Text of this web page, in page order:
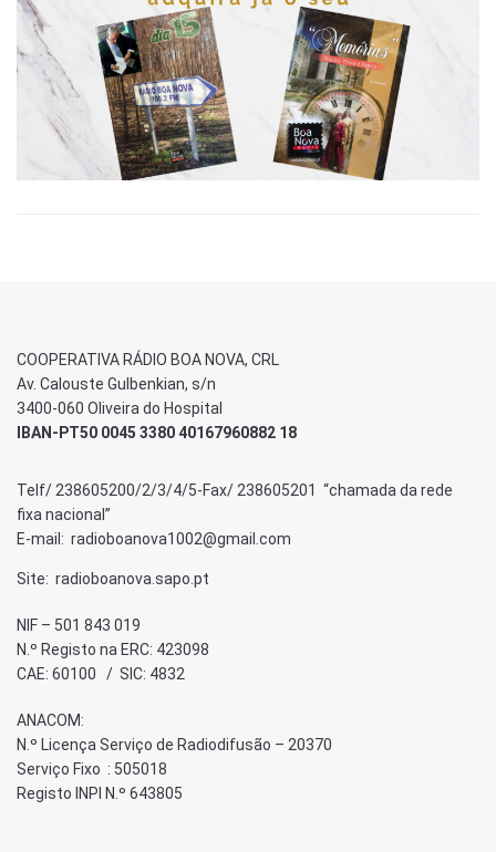
COOPERATIVA RÁDIO BOA NOVA, CRL
Av. Calouste Gulbenkian, s/n
3400-060 Oliveira do Hospital
IBAN-PT50 0045 3380 40167960882 18
Telf/ 238605200/2/3/4/5-Fax/ 238605201 “chamada da rede
fixa nacional”
E-mail: radioboanova1002@gmail.com
Site: radioboanova.sapo.pt
NIF – 501 843 019
N.º Registo na ERC: 423098
CAE: 60100 / SIC: 4832
ANACOM:
N.º Licença Serviço de Radiodifusão – 20370
Serviço Fixo : 505018
Registo INPI N.º 643805